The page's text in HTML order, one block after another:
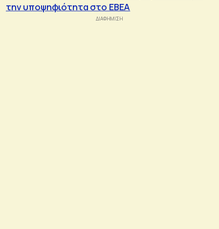
την υποψηφιότητα στο ΕΒΕΑ